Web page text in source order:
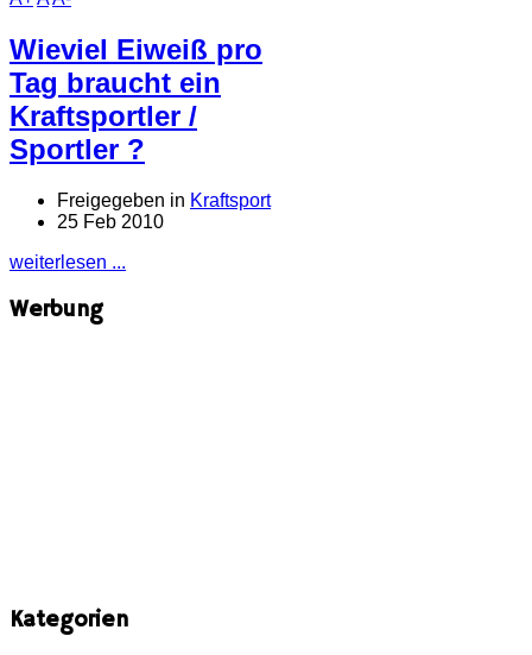
Wieviel Eiweiß pro
Tag braucht ein
Kraftsportler /
Sportler ?
Freigegeben in Kraftsport
25 Feb 2010
weiterlesen ...
Werbung
Kategorien